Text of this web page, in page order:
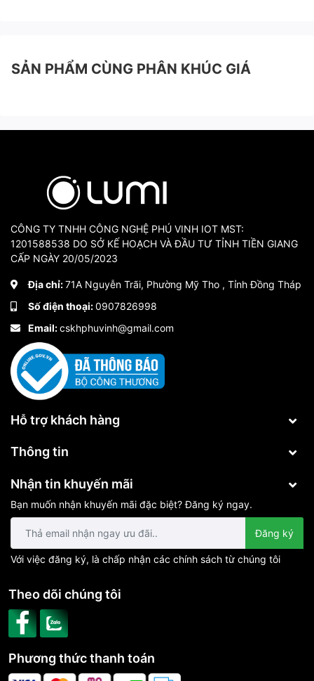
SẢN PHẨM CÙNG PHÂN KHÚC GIÁ
CÔNG TY TNHH CÔNG NGHỆ PHÚ VINH IOT MST:
1201588538 DO SỞ KẾ HOẠCH VÀ ĐẦU TƯ TỈNH TIỀN GIANG
CẤP NGÀY 20/05/2023
Địa chỉ:71A Nguyễn Trãi, Phường Mỹ Tho , Tỉnh Đồng Tháp
Số điện thoại:0907826998
Email:cskhphuvinh@gmail.com
Hỗ trợ khách hàng
Thông tin
Nhận tin khuyến mãi
Bạn muốn nhận khuyến mãi đặc biệt? Đăng ký ngay.
Đăng ký
Với việc đăng ký, là chấp nhận các chính sách từ chúng tôi
Phương thức thanh toán
Theo dõi chúng tôi